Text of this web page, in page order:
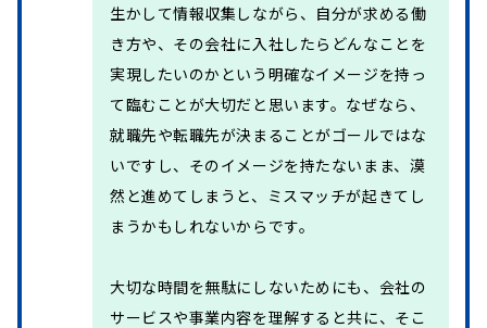
生かして情報収集しながら、自分が求める働
き方や、その会社に入社したらどんなことを
実現したいのかという明確なイメージを持っ
て臨むことが大切だと思います。なぜなら、
就職先や転職先が決まることがゴールではな
いですし、そのイメージを持たないまま、漠
然と進めてしまうと、ミスマッチが起きてし
まうかもしれないからです。
大切な時間を無駄にしないためにも、会社の
サービスや事業内容を理解すると共に、そこ